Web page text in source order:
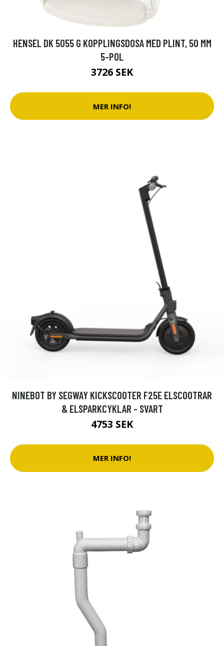
HENSEL DK 5055 G KOPPLINGSDOSA MED PLINT, 50 MM
5-POL
3726 SEK
MER INFO!
NINEBOT BY SEGWAY KICKSCOOTER F25E ELSCOOTRAR
& ELSPARKCYKLAR - SVART
4753 SEK
MER INFO!